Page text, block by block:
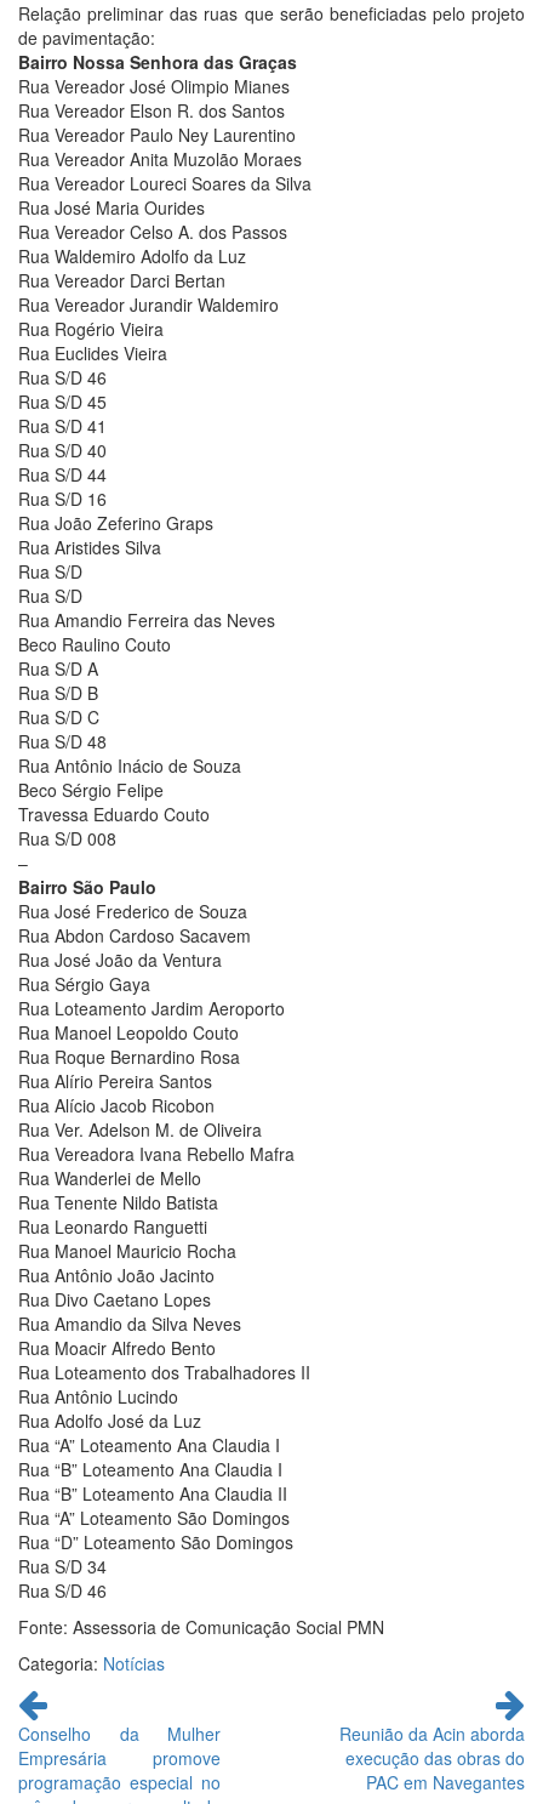
Relação preliminar das ruas que serão beneficiadas pelo projeto
de pavimentação:
Bairro Nossa Senhora das Graças
Rua Vereador José Olimpio Mianes
Rua Vereador Elson R. dos Santos
Rua Vereador Paulo Ney Laurentino
Rua Vereador Anita Muzolão Moraes
Rua Vereador Loureci Soares da Silva
Rua José Maria Ourides
Rua Vereador Celso A. dos Passos
Rua Waldemiro Adolfo da Luz
Rua Vereador Darci Bertan
Rua Vereador Jurandir Waldemiro
Rua Rogério Vieira
Rua Euclides Vieira
Rua S/D 46
Rua S/D 45
Rua S/D 41
Rua S/D 40
Rua S/D 44
Rua S/D 16
Rua João Zeferino Graps
Rua Aristides Silva
Rua S/D
Rua S/D
Rua Amandio Ferreira das Neves
Beco Raulino Couto
Rua S/D A
Rua S/D B
Rua S/D C
Rua S/D 48
Rua Antônio Inácio de Souza
Beco Sérgio Felipe
Travessa Eduardo Couto
Rua S/D 008
–
Bairro São Paulo
Rua José Frederico de Souza
Rua Abdon Cardoso Sacavem
Rua José João da Ventura
Rua Sérgio Gaya
Rua Loteamento Jardim Aeroporto
Rua Manoel Leopoldo Couto
Rua Roque Bernardino Rosa
Rua Alírio Pereira Santos
Rua Alício Jacob Ricobon
Rua Ver. Adelson M. de Oliveira
Rua Vereadora Ivana Rebello Mafra
Rua Wanderlei de Mello
Rua Tenente Nildo Batista
Rua Leonardo Ranguetti
Rua Manoel Mauricio Rocha
Rua Antônio João Jacinto
Rua Divo Caetano Lopes
Rua Amandio da Silva Neves
Rua Moacir Alfredo Bento
Rua Loteamento dos Trabalhadores II
Rua Antônio Lucindo
Rua Adolfo José da Luz
Rua “A” Loteamento Ana Claudia I
Rua “B” Loteamento Ana Claudia I
Rua “B” Loteamento Ana Claudia II
Rua “A” Loteamento São Domingos
Rua “D” Loteamento São Domingos
Rua S/D 34
Rua S/D 46
Fonte: Assessoria de Comunicação Social PMN
Categoria: Notícias
Continue
lendo
Conselho da Mulher
Empresária promove
programação especial no
Reunião da Acin aborda
execução das obras do
PAC em Navegantes